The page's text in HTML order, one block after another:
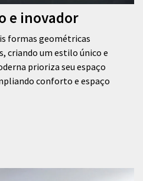
e inovador
formas geométricas
criando um estilo único e
prioriza seu espaço
conforto e espaço